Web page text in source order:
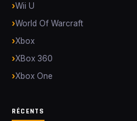
Wii U
World Of Warcraft
Xbox
XBox 360
Xbox One
RÉCENTS